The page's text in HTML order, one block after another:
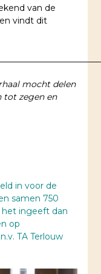
van de
vindt dit
mocht delen
tot zegen en
in voor de
samen 750
het ingeeft dan
op
TA Terlouw